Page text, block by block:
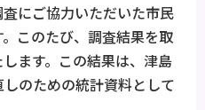
にご協力いただいた市民
このたび、調査結果を取
ます。この結果は、津島
のための統計資料として